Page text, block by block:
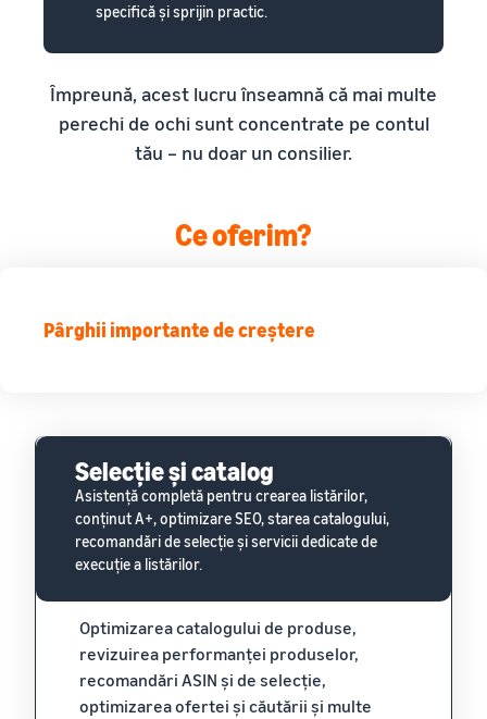
specifică și sprijin practic.
Împreună, acest lucru înseamnă că mai multe
perechi de ochi sunt concentrate pe contul
tău – nu doar un consilier.
Ce oferim?
Pârghii importante de creștere
Selecție și catalog
Asistență completă pentru crearea listărilor,
conținut A+, optimizare SEO, starea catalogului,
recomandări de selecție și servicii dedicate de
execuție a listărilor.
Optimizarea catalogului de produse,
revizuirea performanței produselor,
recomandări ASIN și de selecție,
optimizarea ofertei și căutării și multe